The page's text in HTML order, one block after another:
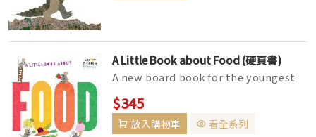
A Little Book about Food (硬頁書)
A new board book for the youngest
fans of Leo Lionni--inspired by his
bestselling
$345
放入購物車 看全系列